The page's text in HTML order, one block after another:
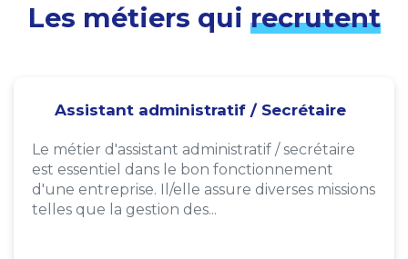
Les métiers qui recrutent
Assistant administratif / Secrétaire
Le métier d'assistant administratif / secrétaire
est essentiel dans le bon fonctionnement
d'une entreprise. Il/elle assure diverses missions
telles que la gestion des...